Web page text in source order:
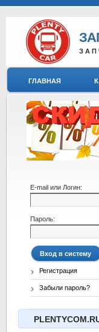
ГЛАВНАЯ
E-mail или Логин:
Пароль:
Регистрация
Забыли пароль?